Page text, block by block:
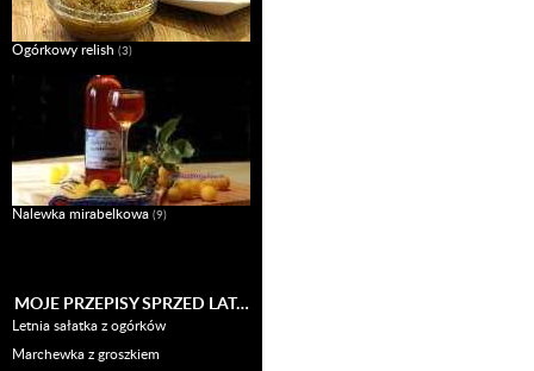
Ogórkowy relish (3)
Nalewka mirabelkowa (9)
MOJE PRZEPISY SPRZED LAT…
Letnia sałatka z ogórków
Marchewka z groszkiem